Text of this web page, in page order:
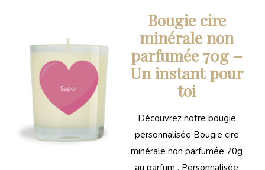
CÉRÉMONIES
PROFESSIONNELS
CONTACT
PANIER
Bougie cire
minérale non
parfumée 70g –
Un instant pour
toi
Découvrez notre bougie
personnalisée Bougie cire
minérale non parfumée 70g